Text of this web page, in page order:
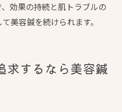
効果の持続と肌トラブルの
美容鍼を続けられます。
求するなら美容鍼